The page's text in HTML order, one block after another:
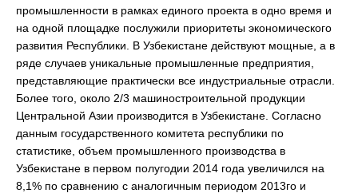
промышленности в рамках единого проекта в одно время и
на одной площадке послужили приоритеты экономического
развития Республики. В Узбекистане действуют мощные, а в
ряде случаев уникальные промышленные предприятия,
представляющие практически все индустриальные отрасли.
Более того, около 2/3 машиностроительной продукции
Центральной Азии производится в Узбекистане. Согласно
данным государственного комитета республики по
статистике, объем промышленного производства в
Узбекистане в первом полугодии 2014 года увеличился на
8,1% по сравнению с аналогичным периодом 2013го и